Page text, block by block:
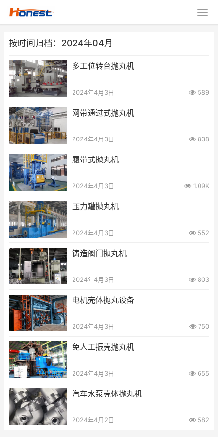
按时间归档：2024年04月
多工位转台抛丸机
2024年4月3日 589
网带通过式抛丸机
2024年4月3日 838
履带式抛丸机
2024年4月3日 1.09K
压力罐抛丸机
2024年4月3日 552
铸造阀门抛丸机
2024年4月3日 803
电机壳体抛丸设备
2024年4月3日 750
免人工振壳抛丸机
2024年4月3日 655
汽车水泵壳体抛丸机
2024年4月2日 582